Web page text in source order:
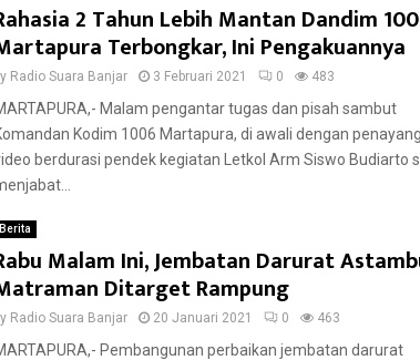
2 Tahun Lebih Mantan Dandim
Terbongkar, Ini Pengakuannya
Radio Suara Banjar 3 Februari 2021 0 483
Malam pengantar tugas dan pisah sambut
Kodim 1006 Martapura, di awali dengan
berdurasi pendek kegiatan Letkol Arm Siswo Budiarto
Berita
Malam Ini, Jembatan Darurat
Ditarget Rampung
Radio Suara Banjar 20 Januari 2021 0 463
Pembangunan perbaikan jembatan darurat